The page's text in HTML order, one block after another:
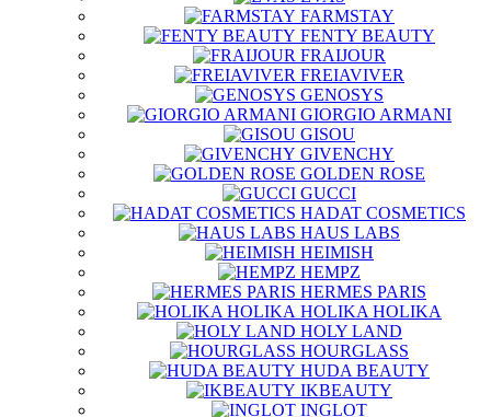
FARMSTAY
FENTY BEAUTY
FRAIJOUR
FREIAVIVER
GENOSYS
GIORGIO ARMANI
GISOU
GIVENCHY
GOLDEN ROSE
GUCCI
HADAT COSMETICS
HAUS LABS
HEIMISH
HEMPZ
HERMES PARIS
HOLIKA HOLIKA
HOLY LAND
HOURGLASS
HUDA BEAUTY
IKBEAUTY
INGLOT